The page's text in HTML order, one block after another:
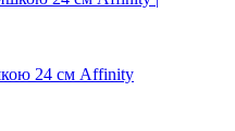
24 см Affinity